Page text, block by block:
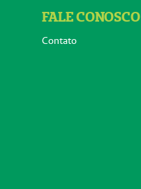
FALE CONOSCO
Contato